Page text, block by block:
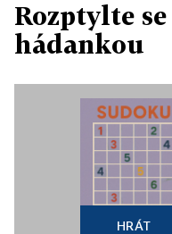
Rozptylte
hádankou
HRÁT